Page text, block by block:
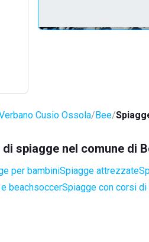
Cusio Ossola Bee
spiagge nel comune di
per bambiniSpiagge attrezzate
beachsoccerSpiagge con corsi